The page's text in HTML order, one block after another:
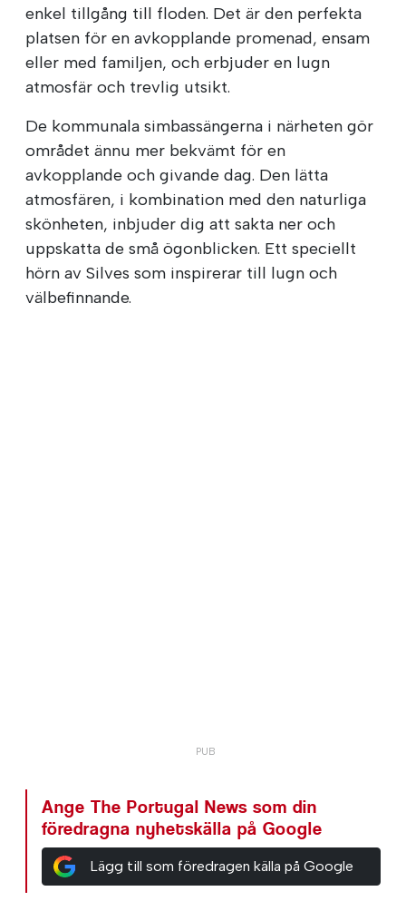
enkel tillgång till floden. Det är den perfekta
platsen för en avkopplande promenad, ensam
eller med familjen, och erbjuder en lugn
atmosfär och trevlig utsikt.
De kommunala simbassängerna i närheten gör
området ännu mer bekvämt för en
avkopplande och givande dag. Den lätta
atmosfären, i kombination med den naturliga
skönheten, inbjuder dig att sakta ner och
uppskatta de små ögonblicken. Ett speciellt
hörn av Silves som inspirerar till lugn och
välbefinnande.
Ange The Portugal News som din
föredragna nyhetskälla på Google
Lägg till som föredragen källa på Google